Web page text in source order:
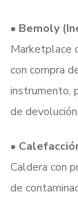
• Bemoly
Marketplace
con compra
instrumento,
de devolución.
•
Caldera con
de